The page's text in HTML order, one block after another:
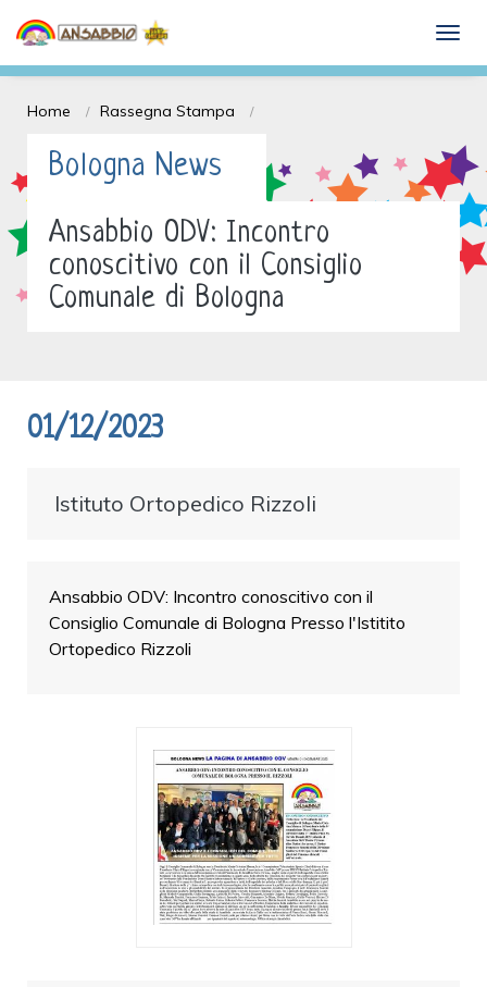
Dona il 5 x mille e Sostieni l'ANSABBIO
onlus
Home Rassegna Stampa
Bologna News
Ansabbio ODV: Incontro
conoscitivo con il Consiglio
Comunale di Bologna
01/12/2023
Istituto Ortopedico Rizzoli
Ansabbio ODV: Incontro conoscitivo con il
Consiglio Comunale di Bologna Presso l'Istitito
Ortopedico Rizzoli